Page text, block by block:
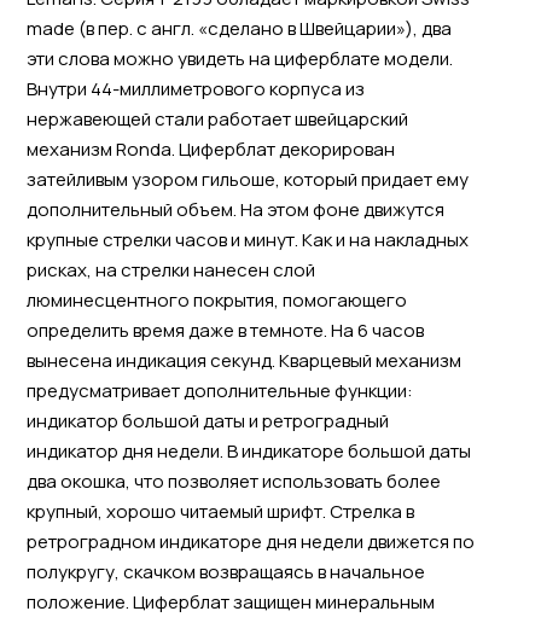
made (в пер. с англ. «сделано в Швейцарии»), два
эти слова можно увидеть на циферблате модели.
Внутри 44-миллиметрового корпуса из
нержавеющей стали работает швейцарский
механизм Ronda. Циферблат декорирован
затейливым узором гильоше, который придает ему
дополнительный объем. На этом фоне движутся
крупные стрелки часов и минут. Как и на накладных
рисках, на стрелки нанесен слой
люминесцентного покрытия, помогающего
определить время даже в темноте. На 6 часов
вынесена индикация секунд. Кварцевый механизм
предусматривает дополнительные функции:
индикатор большой даты и ретроградный
индикатор дня недели. В индикаторе большой даты
два окошка, что позволяет использовать более
крупный, хорошо читаемый шрифт. Стрелка в
ретроградном индикаторе дня недели движется по
полукругу, скачком возвращаясь в начальное
положение. Циферблат защищен минеральным